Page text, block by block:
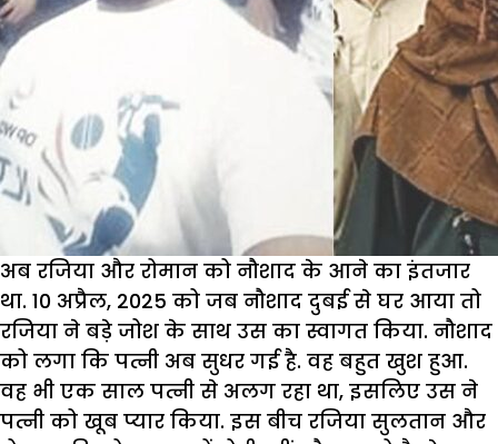
अब रजिया और रोमान को नौशाद के आने का इंतजार
था. 10 अप्रैल, 2025 को जब नौशाद दुबई से घर आया तो
रजिया ने बड़े जोश के साथ उस का स्वागत किया. नौशाद
को लगा कि पत्नी अब सुधर गई है. वह बहुत खुश हुआ.
वह भी एक साल पत्नी से अलग रहा था, इसलिए उस ने
पत्नी को खूब प्यार किया. इस बीच रजिया सुलतान और